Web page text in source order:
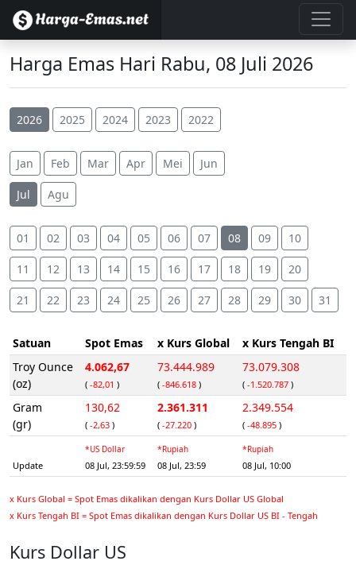
Harga Emas Hari Rabu, 08 Juli 2026
2026 2025 2024 2023 2022
Jan Feb Mar Apr Mei Jun
Jul Agu
01 02 03 04 05 06 07 08 09 10
11 12 13 14 15 16 17 18 19 20
21 22 23 24 25 26 27 28 29 30 31
Satuan Spot Emas x Kurs Global
x Kurs Tengah BI
Troy Ounce
(oz)
4.062,67
( -82,01 )
73.444.989
( -846.618 )
73.079.308
( -1.520.787 )
Gram
(gr)
130,62
( -2,63 )
2.361.311
( -27.220 )
2.349.554
( -48.895 )
Update
*US Dollar
08 Jul, 23:59:59
*Rupiah
08 Jul, 23:59
*Rupiah
08 Jul, 10:00
x Kurs Global = Spot Emas dikalikan dengan Kurs Dollar US Global
x Kurs Tengah BI = Spot Emas dikalikan dengan Kurs Dollar US BI - Tengah
Kurs Dollar US